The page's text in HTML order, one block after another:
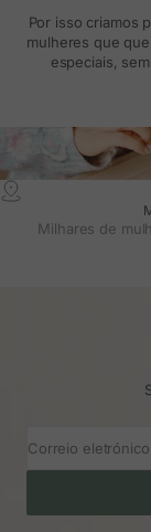
Por isso criamos
mulheres que
especiais,
Milhares de
Correio eletrónico